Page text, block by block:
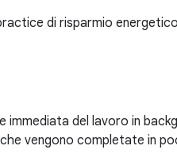
di risparmio
immediata del lavoro in
vengono completate in